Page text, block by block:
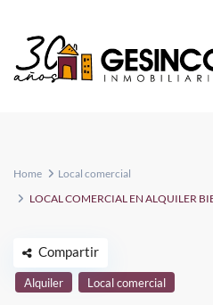
Home
Local comercial
LOCAL COMERCIAL EN ALQUILER
Alquiler Local comercial
Compartir